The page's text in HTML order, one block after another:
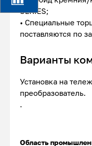
SERIES;
• Специальные
поставляются по
Варианты
Установка на
преобразователь.
.
Область